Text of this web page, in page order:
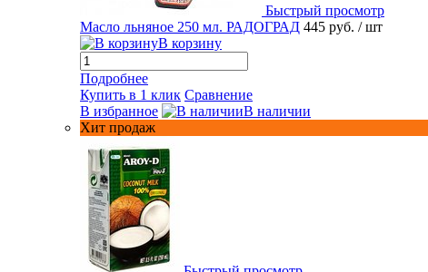
Быстрый просмотр
Масло льняное 250 мл. РАДОГРАД 445 руб. / шт
В корзину
Подробнее
Купить в 1 клик Сравнение
В избранное
В наличии
Хит продаж